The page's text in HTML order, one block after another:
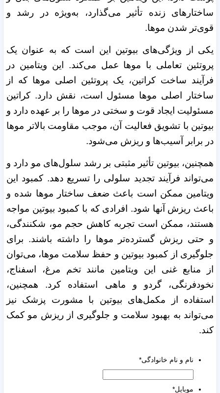
ساختارهای زنده تأثیر می‌گذارد، به‌ویژه در رشد و
قوی‌تر شدن موها.
یکی از ویژگی‌های بیوتین این است که به عنوان یک
پروتئین تعاملی با موها عمل می‌کند. این ویتامین در
فرآیند ساخت کراتین، یک پروتئین اصلی موها که از
ساختار اصلی موها مسئول است، نقش دارد. کراتین
مسئولیت ایجاد قوت و سختی در موها را بر عهده دارد و
بیوتین با تشویق فعالیت آن، موجب مقاومت بالاتر موها
در برابر آسیب‌ها و ریزش می‌شود.
همچنین، بیوتین تأثیر مثبتی بر رشد سلول‌های مو دارد و
می‌تواند فرآیند تجدید سلولی را تسریع دهد. کمبود این
ویتامین ممکن است باعث ضعف ساختار موها شده و
باعث ریزش آنها شود. افرادی که با کمبود بیوتین مواجه
هستند، ممکن است تجربه کاهش حجم مو، شکنندگی،
و حتی ریزش گسترده‌تر موها را داشته باشند. برای
جلوگیری از کمبود بیوتین و حفظ سلامت موها، می‌توان
از منابع غنی این ویتامین مانند تخم مرغ، اسفناج،
نخودفرنگی، گردو و ماهی استفاده کرد. همچنین،
استفاده از مکمل‌های بیوتین با مشورت پزشک نیز
می‌تواند به بهبود سلامت و جلوگیری از ریزش مو کمک
کند.
نام و نام خانوادگی*
موبایل*